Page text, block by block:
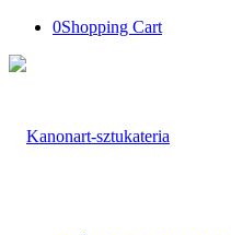
0Shopping Cart